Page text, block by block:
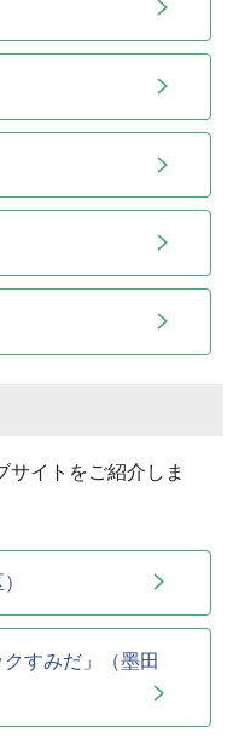
サイトをご紹介しま
すみだ」（墨田